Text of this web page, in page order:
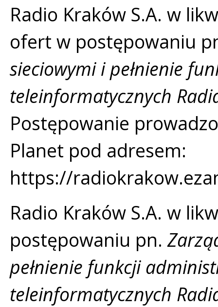
Treść
Radio Kraków S.A. w
ofert w postępowaniu
sieciowymi i pełnienie
teleinformatycznych
Postępowanie
Planet pod adresem:
https://
Radio Kraków S.A. w
postępowaniu pn.
pełnienie funkcji
teleinformatycznych